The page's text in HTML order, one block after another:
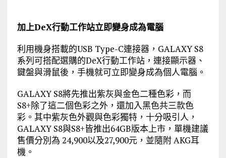
加上DeX行動工作站立即變身成為電腦
利用機身搭載的USB Type-C連接器，GALAXY S8
系列可搭配選購的DeX行動工作站，連接顯示器、
鍵盤與滑鼠後，手機就可立即變身成為個人電腦。
GALAXY S8將先推出紫灰與金色二種色彩，而
S8+除了這二個色彩之外，還加入黑色共三款色
彩。其中紫灰色外觀與色彩獨特，十分吸引人，
GALAXY S8與S8+皆推出64GB版本上市，單機建議
售價分別為 24,900以及27,900元，並隨附 AKG耳
機。